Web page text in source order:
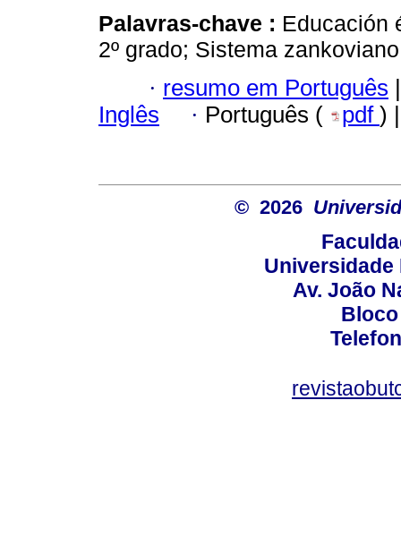
Palavras-chave : Educación
2º grado; Sistema
· resumo em Português |
Inglês
· Português ( pdf )
© 2026
Universidade
Av. João
Bloco